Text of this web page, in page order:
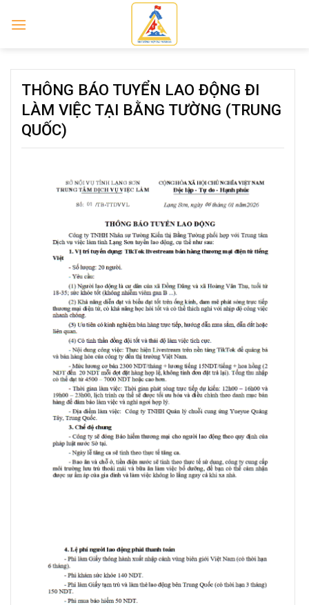
THÔNG BÁO TUYỂN LAO ĐỘNG ĐI
LÀM VIỆC TẠI BẰNG TƯỜNG (TRUNG
QUỐC)